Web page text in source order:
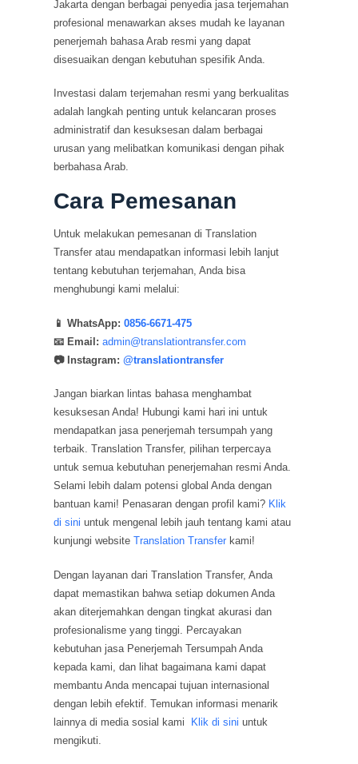
Jakarta dengan berbagai penyedia jasa terjemahan
profesional menawarkan akses mudah ke layanan
penerjemah bahasa Arab resmi yang dapat
disesuaikan dengan kebutuhan spesifik Anda.
Investasi dalam terjemahan resmi yang berkualitas
adalah langkah penting untuk kelancaran proses
administratif dan kesuksesan dalam berbagai
urusan yang melibatkan komunikasi dengan pihak
berbahasa Arab.
Cara Pemesanan
Untuk melakukan pemesanan di Translation
Transfer atau mendapatkan informasi lebih lanjut
tentang kebutuhan terjemahan, Anda bisa
menghubungi kami melalui:
📱 WhatsApp: 0856-6671-475
📧 Email: admin@translationtransfer.com
📷 Instagram: @translationtransfer
Jangan biarkan lintas bahasa menghambat
kesuksesan Anda! Hubungi kami hari ini untuk
mendapatkan jasa penerjemah tersumpah yang
terbaik. Translation Transfer, pilihan terpercaya
untuk semua kebutuhan penerjemahan resmi Anda.
Selami lebih dalam potensi global Anda dengan
bantuan kami! Penasaran dengan profil kami? Klik
di sini untuk mengenal lebih jauh tentang kami atau
kunjungi website Translation Transfer kami!
Dengan layanan dari Translation Transfer, Anda
dapat memastikan bahwa setiap dokumen Anda
akan diterjemahkan dengan tingkat akurasi dan
profesionalisme yang tinggi. Percayakan
kebutuhan jasa Penerjemah Tersumpah Anda
kepada kami, dan lihat bagaimana kami dapat
membantu Anda mencapai tujuan internasional
dengan lebih efektif. Temukan informasi menarik
lainnya di media sosial kami
Klik di sini untuk
mengikuti.